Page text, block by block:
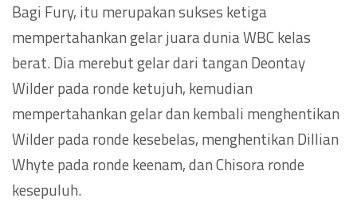
Bagi Fury, itu merupakan sukses ketiga
mempertahankan gelar juara dunia WBC kelas
berat. Dia merebut gelar dari tangan Deontay
Wilder pada ronde ketujuh, kemudian
mempertahankan gelar dan kembali menghentikan
Wilder pada ronde kesebelas, menghentikan Dillian
Whyte pada ronde keenam, dan Chisora ronde
kesepuluh.